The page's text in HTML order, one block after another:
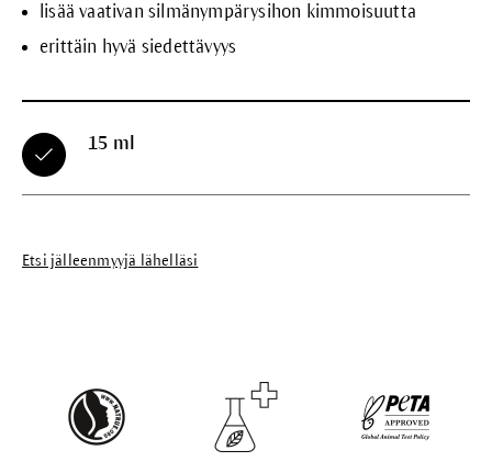
lisää vaativan silmänympärysihon kimmoisuutta
erittäin hyvä siedettävyys
15 ml
Etsi jälleenmyyjä lähelläsi